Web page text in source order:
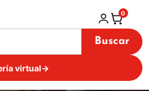
Buscar
virtual→
0